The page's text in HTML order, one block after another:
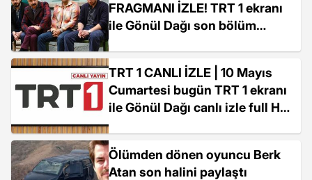
FRAGMANI İZLE! TRT 1 ekranı
ile Gönül Dağı son bölüm
TRT 1 CANLI İZLE | 10 Mayıs
Cumartesi bugün TRT 1 ekranı
ile Gönül Dağı canlı izle full HD,
Ölümden dönen oyuncu Berk
Atan son halini paylaştı